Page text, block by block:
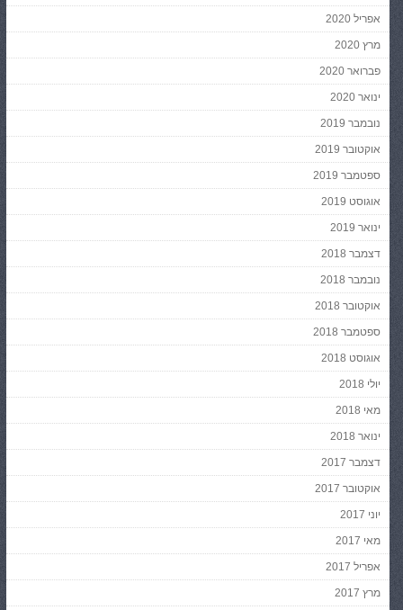
אפריל 2020
מרץ 2020
פברואר 2020
ינואר 2020
נובמבר 2019
אוקטובר 2019
ספטמבר 2019
אוגוסט 2019
ינואר 2019
דצמבר 2018
נובמבר 2018
אוקטובר 2018
ספטמבר 2018
אוגוסט 2018
יולי 2018
מאי 2018
ינואר 2018
דצמבר 2017
אוקטובר 2017
יוני 2017
מאי 2017
אפריל 2017
מרץ 2017